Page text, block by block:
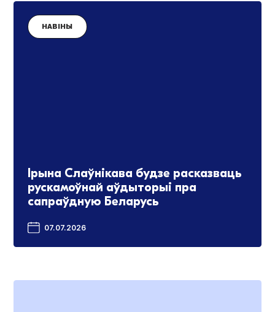
НАВІНЫ
Ірына Слаўнікава будзе расказваць
рускамоўнай аўдыторыі пра
сапраўдную Беларусь
07.07.2026